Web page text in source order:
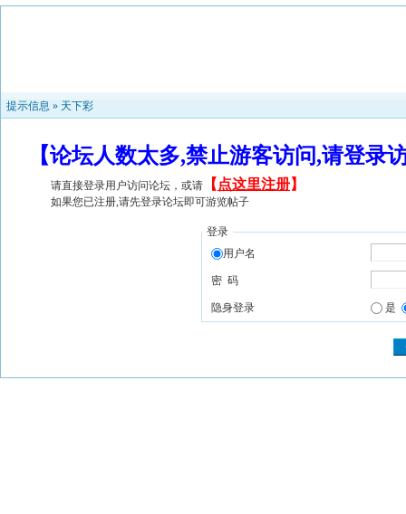
提示信息 » 天下彩
【论坛人数太多,禁止游客访问,请登
请直接登录用户访问论坛，或请 【 点这里注册】
如果您已注册,请先登录论坛即可游览帖子
登录
用户名
密 码
隐身登录 是